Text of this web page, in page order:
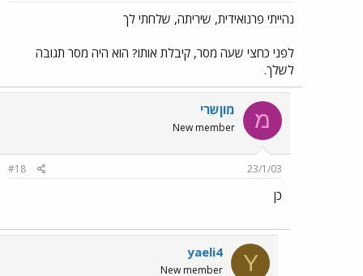
נהייתי פרנואידית, שיריתה, שלחתי לך
לפני כחצי שעה מסר, קיבלת אותו? הוא היה מסר תגובה
לשלך.
מ מוןשרי
New member
23/1/03
#18
כן
Y
yaeli4
New member